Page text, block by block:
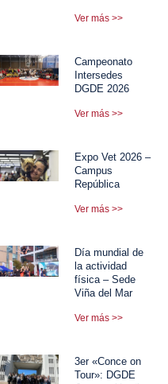
Ver más >>
Campeonato
Intersedes
DGDE 2026
Ver más >>
Expo Vet 2026 –
Campus
República
Ver más >>
Día mundial de
la actividad
física – Sede
Viña del Mar
Ver más >>
3er «Conce on
Tour»: DGDE